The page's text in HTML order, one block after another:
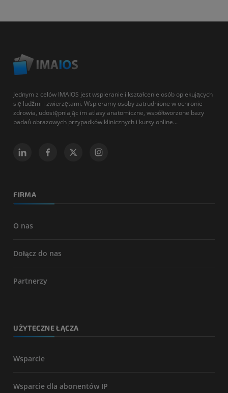
Jednym z celów IMAIOS jest wspieranie i kształcenie osób opiekujących
się ludźmi i zwierzętami. Wspieramy osoby zatrudnione w ochronie
zdrowia, udostępniając im atlasy anatomiczne, współtworzone bazy
badań obrazowych przypadków klinicznych i kursy online...
FIRMA
O nas
Dołącz do nas
Partnerzy
UŻYTECZNE ŁĄCZA
Wsparcie
Wsparcie dla abonentów IP